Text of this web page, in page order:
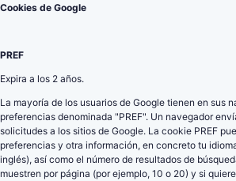
Cookies de Google
PREF
Expira a los 2 años.
La mayoría de los usuarios de Google tienen en sus
preferencias denominada "PREF". Un navegador
solicitudes a los sitios de Google. La cookie PREF
preferencias y otra información, en concreto tu
inglés), así como el número de resultados de
muestren por página (por ejemplo, 10 o 20) y si